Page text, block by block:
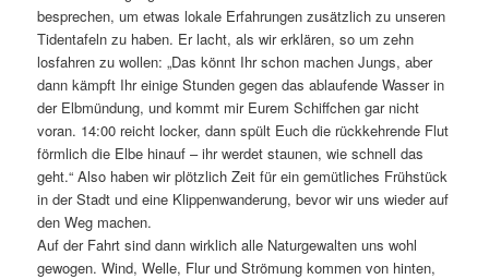
besprechen, um etwas lokale Erfahrungen zusätzlich zu unseren
Tidentafeln zu haben. Er lacht, als wir erklären, so um zehn
losfahren zu wollen: „Das könnt Ihr schon machen Jungs, aber
dann kämpft Ihr einige Stunden gegen das ablaufende Wasser in
der Elbmündung, und kommt mir Eurem Schiffchen gar nicht
voran. 14:00 reicht locker, dann spült Euch die rückkehrende Flut
förmlich die Elbe hinauf – ihr werdet staunen, wie schnell das
geht.“ Also haben wir plötzlich Zeit für ein gemütliches Frühstück
in der Stadt und eine Klippenwanderung, bevor wir uns wieder auf
den Weg machen.
Auf der Fahrt sind dann wirklich alle Naturgewalten uns wohl
gewogen. Wind, Welle, Flur und Strömung kommen von hinten,